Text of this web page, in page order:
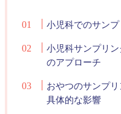
小児科でのサン
小児科サンプリ
のアプローチ
おやつのサンプ
具体的な影響